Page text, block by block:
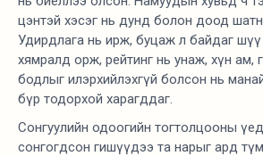
цэнтэй хэсэг нь дунд болон доод
Удирдлага нь ирж, буцаж л байдаг
хямралд орж, рейтинг нь унаж, хүн ам,
бодлыг илэрхийлэхгүй болсон нь
бүр тодорхой харагддаг.
Сонгуулийн одоогийн тогтолцооны
сонгогдсон гишүүдээ та нарыг ард